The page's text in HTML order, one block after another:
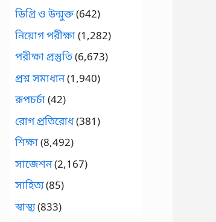
ডিগ্রি ও উন্মুক্ত(642)
নিয়োগ পরীক্ষা(1,282)
পরীক্ষা প্রস্তুতি(6,673)
প্রশ্ন সমাধান(1,940)
রূপচর্চা(42)
রোগ প্রতিরোধ(381)
শিক্ষা(8,492)
সাজেশন(2,167)
সাহিত্য(85)
স্বাস্থ্য(833)